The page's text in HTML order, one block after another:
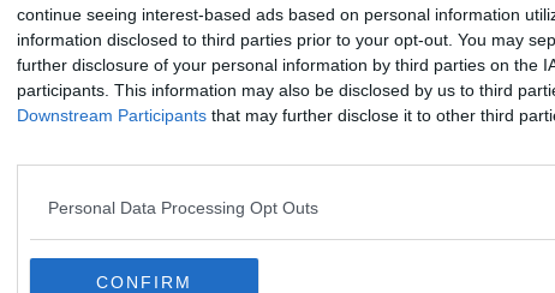
continue seeing interest-based ads based on personal information
information disclosed to third parties prior to your opt-out. You may
further disclosure of your personal information by third parties on the
participants. This information may also be disclosed by us to third
Downstream Participants that may further disclose it to other third
Personal Data Processing Opt Outs
CONFIRM
Hirdetés